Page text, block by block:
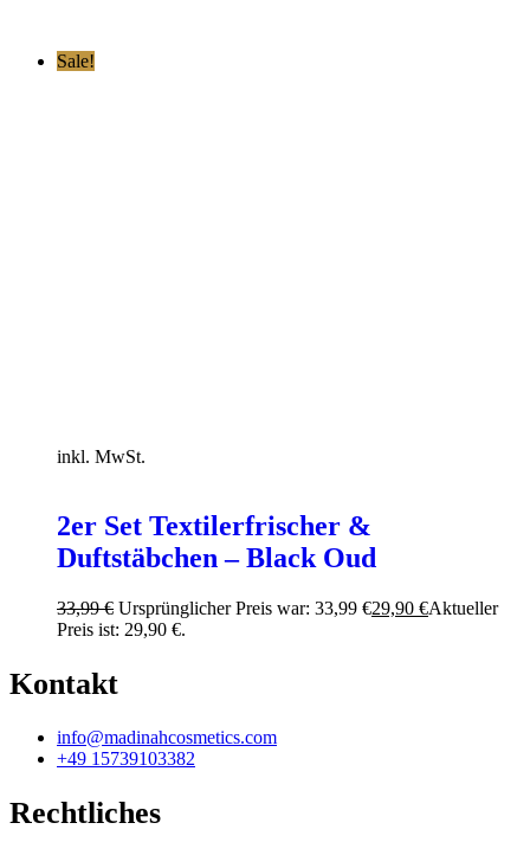
Sale!
inkl. MwSt.
2er Set Textilerfrischer &
Duftstäbchen – Black Oud
33,99€ Ursprünglicher Preis war: 33,99 €29,90 €Aktueller
Preis ist: 29,90 €.
Kontakt
info@madinahcosmetics.com
+49 15739103382
Rechtliches